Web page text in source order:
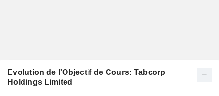
Evolution de l'Objectif de Cours: Tabcorp
Holdings Limited